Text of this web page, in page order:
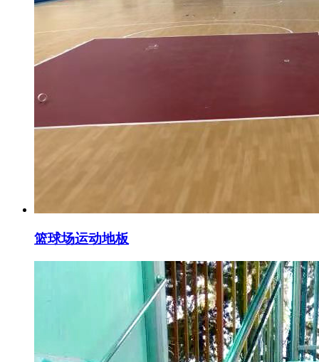
篮球场运动地板